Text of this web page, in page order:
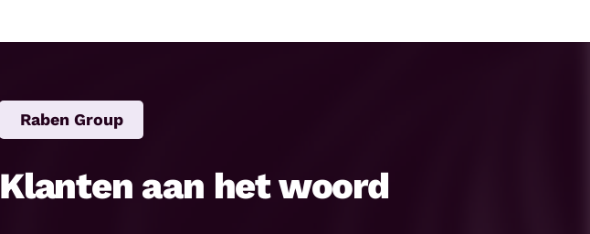
Raben Group
Klanten aan het woord